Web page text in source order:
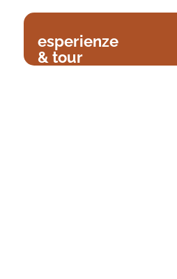
esperienze
& tour